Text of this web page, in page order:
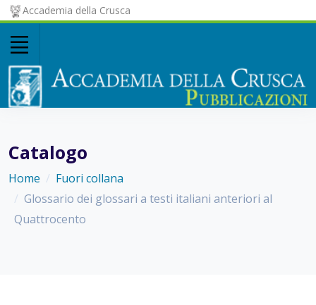
Accademia della Crusca
Catalogo
Home
Fuori collana
Glossario dei glossari a testi italiani anteriori al
Quattrocento